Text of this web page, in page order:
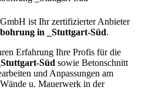
ist Ihr zertifizierter Anbieter
in _Stuttgart-Süd.
Erfahrung Ihre Profis für die
_Stuttgart-Süd sowie Betonschnitt
und Anpassungen am
u. Mauerwerk in der